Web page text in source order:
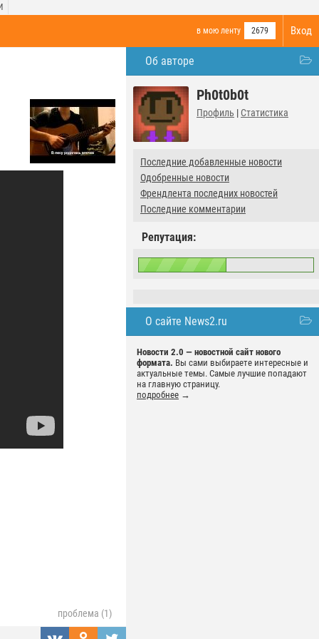
Вход
в мою ленту 2679
Об авторе
Ph0t0b0t
Профиль | Статистика
Последние добавленные новости
Одобренные новости
Френдлента последних новостей
Последние комментарии
Репутация:
О сайте News2.ru
Новости 2.0 — новостной сайт нового
формата. Вы сами выбираете интересные и
актуальные темы. Самые лучшие попадают
на главную страницу.
подробнее →
проблема (1)